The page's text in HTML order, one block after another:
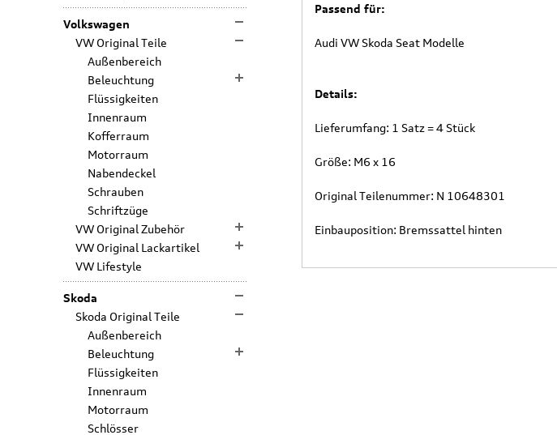
Passend für:
Audi VW Skoda Seat Modelle
Details:
Lieferumfang: 1 Satz = 4 Stück
Größe: M6 x 16
Original Teilenummer: N 10648301
Einbauposition: Bremssattel hinten
Volkswagen
VW Original Teile
Außenbereich
Beleuchtung
Flüssigkeiten
Innenraum
Kofferraum
Motorraum
Nabendeckel
Schrauben
Schriftzüge
VW Original Zubehör
VW Original Lackartikel
VW Lifestyle
Skoda
Skoda Original Teile
Außenbereich
Beleuchtung
Flüssigkeiten
Innenraum
Motorraum
Schlösser